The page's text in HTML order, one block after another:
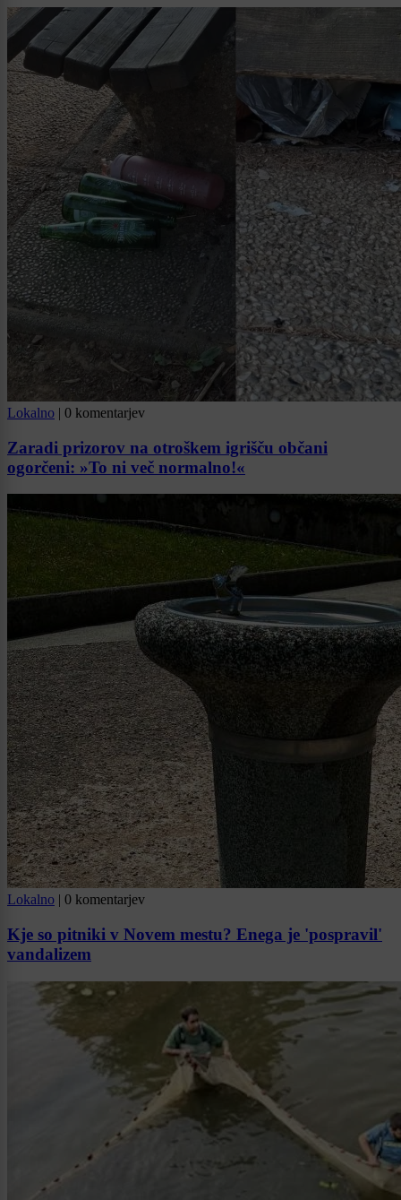
Lokalno | 0 komentarjev
Zaradi prizorov na otroškem igrišču občani
ogorčeni: »To ni več normalno!«
Lokalno | 0 komentarjev
Kje so pitniki v Novem mestu? Enega je 'pospravil'
vandalizem